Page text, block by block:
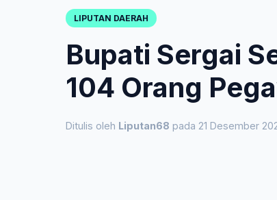
LIPUTAN DAERAH
Bupati Sergai
104 Orang
Ditulis oleh Liputan68 pada 21 Desember